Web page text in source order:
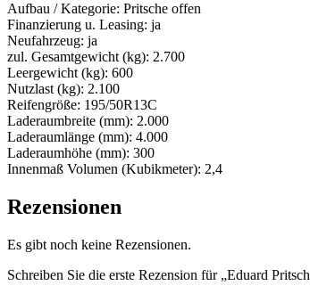
Aufbau / Kategorie: Pritsche offen
Finanzierung u. Leasing: ja
Neufahrzeug: ja
zul. Gesamtgewicht (kg): 2.700
Leergewicht (kg): 600
Nutzlast (kg): 2.100
Reifengröße: 195/50R13C
Laderaumbreite (mm): 2.000
Laderaumlänge (mm): 4.000
Laderaumhöhe (mm): 300
Innenmaß Volumen (Kubikmeter): 2,4
Rezensionen
Es gibt noch keine Rezensionen.
Schreiben Sie die erste Rezension für „Eduard